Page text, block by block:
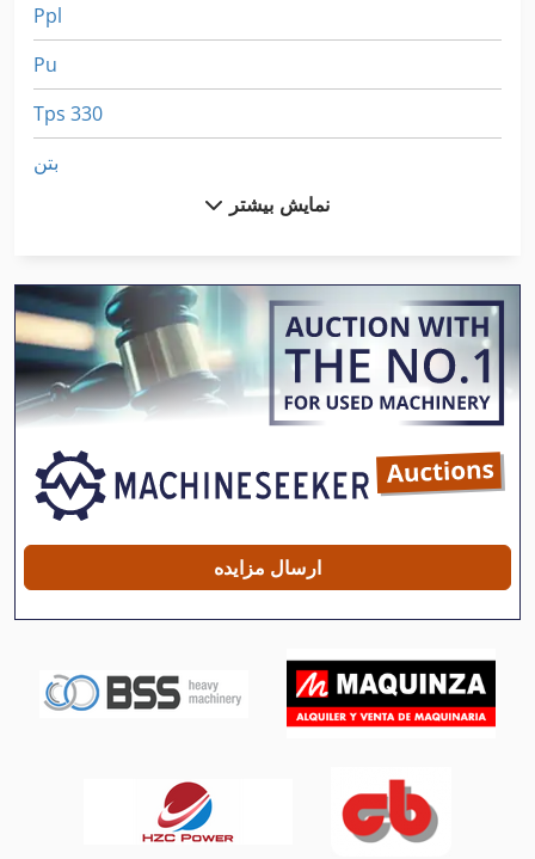
Ppl
Pu
Tps 330
بتن
فیلتر پرس
قاب پرس
مرکزی بتن
میکسر بتن
پرس
پرس افقی
پرس سرد
نمایش بیشتر
ارسال مزایده